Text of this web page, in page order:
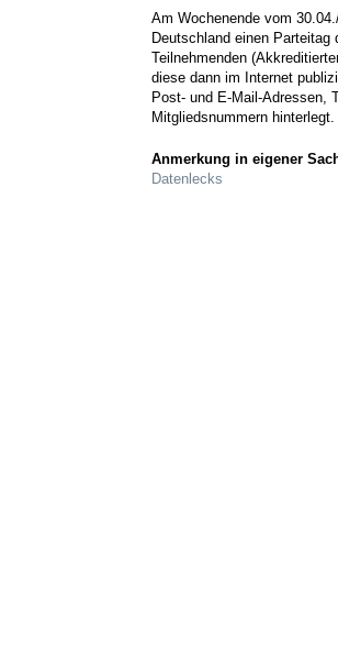
Am Wochenende vom
Deutschland einen
Teilnehmenden
diese dann im Internet
Post- und E-Mail-Adressen,
Mitgliedsnummern hinterlegt.
Anmerkung in eigener
Datenlecks